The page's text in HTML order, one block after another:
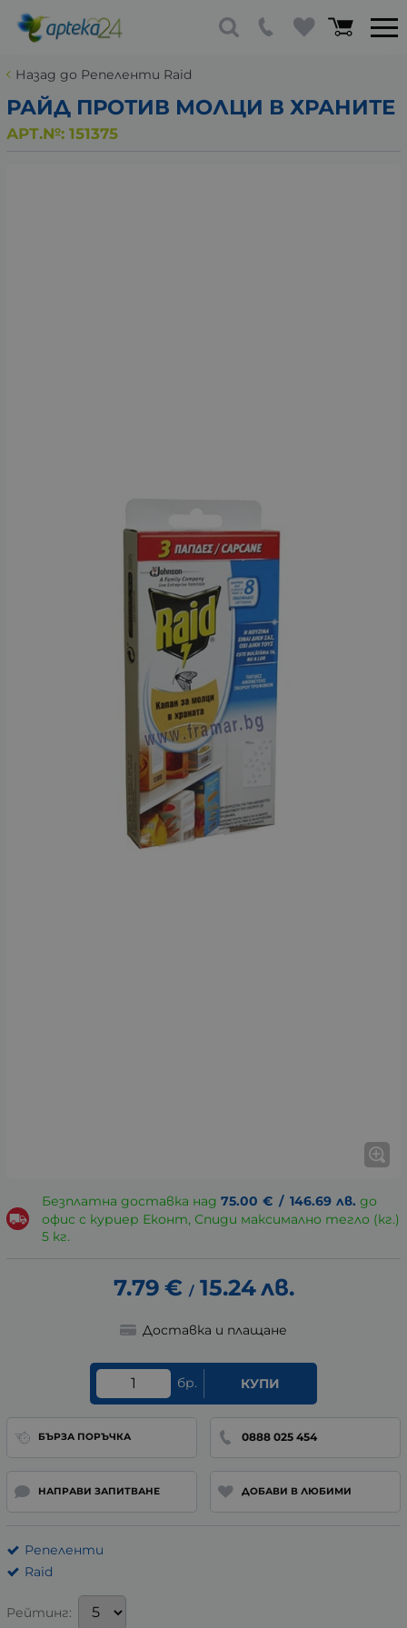
Назад до Репеленти Raid
РАЙД ПРОТИВ МОЛЦИ В ХРАНИТЕ
АРТ.№: 151375
Безплатна доставка над 75.00 € / 146.69 лв. до
офис с куриер Еконт, Спиди максимално тегло (кг.)
5 кг.
7.79 € / 15.24лв.
Доставка и плащане
бр. КУПИ
БЪРЗА ПОРЪЧКА 0888 025 454
НАПРАВИ ЗАПИТВАНЕ ДОБАВИ В ЛЮБИМИ
Репеленти
Raid
Рейтинг: